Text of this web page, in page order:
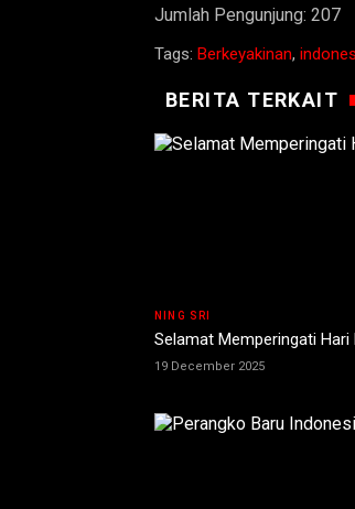
Jumlah Pengunjung: 207
Tags: Berkeyakinan,
BERITA TERKAIT
NING SRI
Selamat Memperingati Hari
19 December 2025